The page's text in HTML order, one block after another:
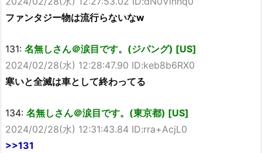
ファンタジー物は流行らないなw
131: 名無しさん＠涙目です。(ジパング) [US]
2024/02/28(水) 12:28:47.90 ID:keb8b6RX0
寒いと全滅は車として終わってる
134: 名無しさん＠涙目です。(東京都) [US]
2024/02/28(水) 12:31:43.84 ID:rra+AcjL0
>>131